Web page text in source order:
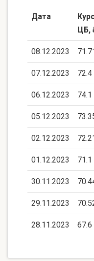
Дата
ЦБ,
08.12.2023
07.12.2023 72.4
06.12.2023 74.1
05.12.2023
02.12.2023
01.12.2023 71.1
30.11.2023
29.11.2023
28.11.2023 67.6